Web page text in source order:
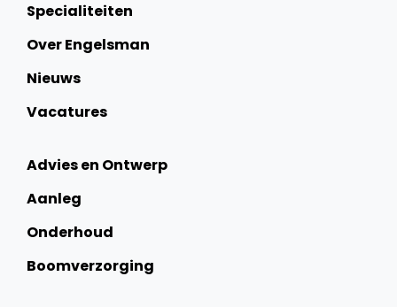
Specialiteiten
Over Engelsman
Nieuws
Vacatures
Advies en Ontwerp
Aanleg
Onderhoud
Boomverzorging